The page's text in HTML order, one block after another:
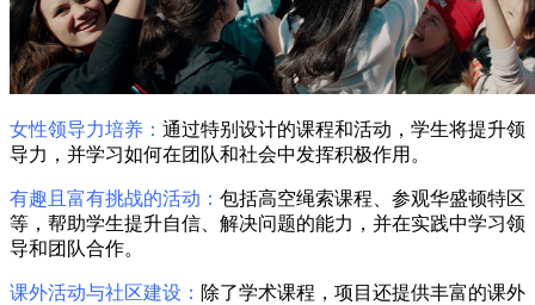
女性领导力培养： 通过特别设计的课程和活动，学生将提升领
导力，并学习如何在团队和社会中发挥积极作用。
有趣且富有挑战的活动： 包括高空绳索课程、参观华盛顿特区
等，帮助学生提升自信、解决问题的能力，并在实践中学习领
导和团队合作。
课外活动与社区建设： 除了学术课程，项目还提供丰富的课外